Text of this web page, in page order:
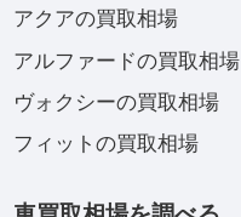
アクアの買取相場
アルファードの買取相場
ヴォクシーの買取相場
フィットの買取相場